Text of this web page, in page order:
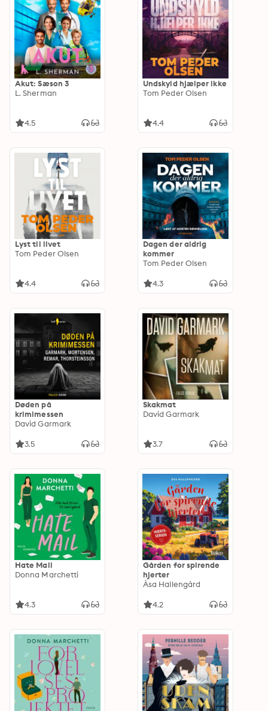
Akut: Sæson 3
L. Sherman
4.5
Undskyld hjælper ikke
Tom Peder Olsen
4.4
Lyst til livet
Tom Peder Olsen
4.4
Dagen der aldrig
kommer
Tom Peder Olsen
4.3
Døden på
krimimessen
David Garmark
3.5
Skakmat
David Garmark
3.7
Hate Mail
Donna Marchetti
4.3
Gården for spirende
hjerter
Åsa Hallengård
4.2